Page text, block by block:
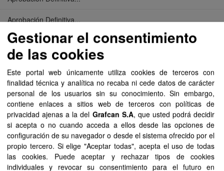
Aprobación Definitiva...
Aprobación Definitiva...
Aprobación Definitiva...
Aprobación Definitiva...
Aprobación Definitiva...
Aprobación Definitiva...
Aprobación Definitiva...
Aprobación Definitiva...
Gestionar el consentimiento
de las cookies
Este portal web únicamente utiliza cookies de terceros con
finalidad técnica y analítica no recaba ni cede datos de carácter
personal de los usuarios sin su conocimiento. Sin embargo,
contiene enlaces a sitios web de terceros con políticas de
privacidad ajenas a la del Grafcan S.A, que usted podrá decidir
si acepta o no cuando acceda a ellos desde las opciones de
configuración de su navegador o desde el sistema ofrecido por el
propio tercero. Si elige "Aceptar todas", acepta el uso de todas
las cookies. Puede aceptar y rechazar tipos de cookies
individuales y revocar su consentimiento para el futuro en